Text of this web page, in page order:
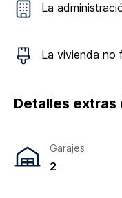
La
La vivienda no
Detalles extras
Garajes
2